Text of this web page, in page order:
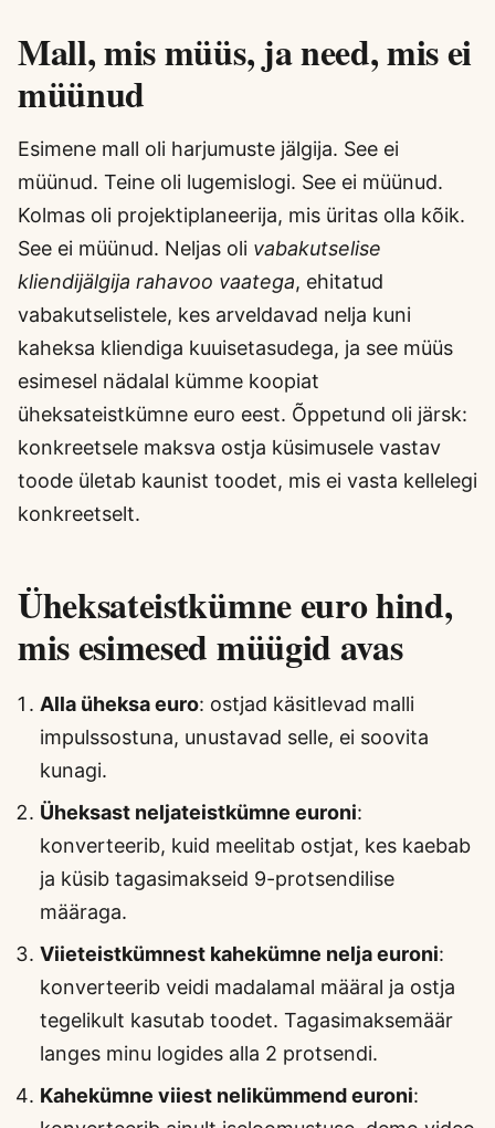
Mall, mis müüs, ja need, mis ei
müünud
Esimene mall oli harjumuste jälgija. See ei
müünud. Teine oli lugemislogi. See ei müünud.
Kolmas oli projektiplaneerija, mis üritas olla kõik.
See ei müünud. Neljas oli vabakutselise
kliendijälgija rahavoo vaatega, ehitatud
vabakutselistele, kes arveldavad nelja kuni
kaheksa kliendiga kuuisetasudega, ja see müüs
esimesel nädalal kümme koopiat
üheksateistkümne euro eest. Õppetund oli järsk:
konkreetsele maksva ostja küsimusele vastav
toode ületab kaunist toodet, mis ei vasta kellelegi
konkreetselt.
Üheksateistkümne euro hind,
mis esimesed müügid avas
Alla üheksa euro: ostjad käsitlevad malli
impulssostuna, unustavad selle, ei soovita
kunagi.
Üheksast neljateistkümne euroni:
konverteerib, kuid meelitab ostjat, kes kaebab
ja küsib tagasimakseid 9-protsendilise
määraga.
Viieteistkümnest kahekümne nelja euroni:
konverteerib veidi madalamal määral ja ostja
tegelikult kasutab toodet. Tagasimaksemäär
langes minu logides alla 2 protsendi.
Kahekümne viiest nelikümmend euroni: